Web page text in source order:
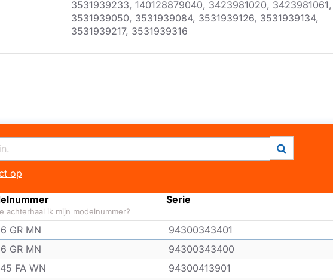
3531939233, 140128879040, 3423981020, 3423981061,
3531939050, 3531939084, 3531939126, 3531939134,
3531939217, 3531939316
op
achterhaal ik mijn modelnummer?
Serie
GR MN
94300343401
GR MN
94300343400
FA WN
94300413901